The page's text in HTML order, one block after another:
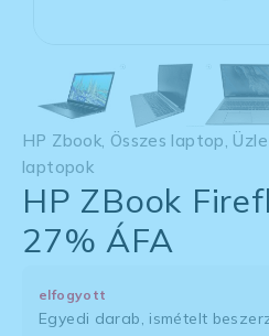
HP Zbook Összes laptop
laptopok
HP ZBook
27% ÁFA
elfogyott
Egyedi darab, ismételt